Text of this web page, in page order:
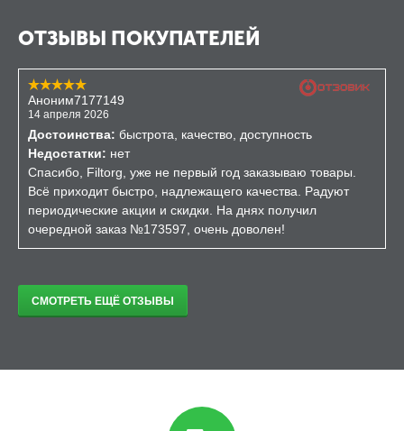
ОТЗЫВЫ ПОКУПАТЕЛЕЙ
Аноним7177149
14 апреля 2026
Достоинства: быстрота, качество, доступность
Недостатки: нет
Спасибо, Filtorg, уже не первый год заказываю товары.
Всё приходит быстро, надлежащего качества. Радуют
периодические акции и скидки. На днях получил
очередной заказ №173597, очень доволен!
СМОТРЕТЬ ЕЩЁ ОТЗЫВЫ